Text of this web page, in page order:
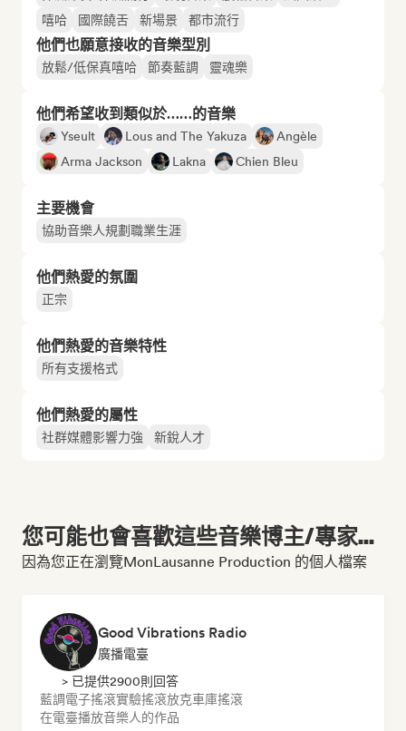
嘻哈
國際饒舌 新場景 都市流行
他們也願意接收的音樂型別
放鬆/低保真嘻哈 節奏藍調 靈魂樂
他們希望收到類似於……的音樂
Yseult Lous and The Yakuza
Angèle
Arma Jackson
Lakna Chien Bleu
主要機會
協助音樂人規劃職業生涯
他們熱愛的氛圍
正宗
他們熱愛的音樂特性
所有支援格式
他們熱愛的屬性
社群媒體影響力強 新銳人才
您可能也會喜歡這些音樂博主/專家...
因為您正在瀏覽MonLausanne Production 的個人檔案
Good Vibrations Radio
廣播電臺
> 已提供2900則回答
藍調電子搖滾實驗搖滾放克車庫搖滾
在電臺播放音樂人的作品